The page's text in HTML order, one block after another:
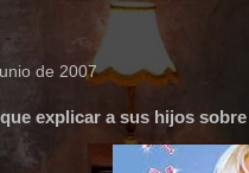
de 2007
explicar a sus hijos